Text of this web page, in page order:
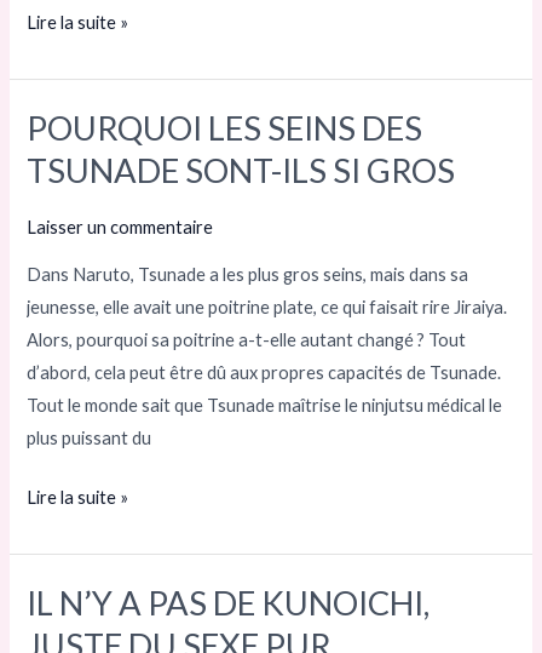
Lire la suite »
POURQUOI LES SEINS DES
TSUNADE SONT-ILS SI GROS
Laisser un commentaire
Dans Naruto, Tsunade a les plus gros seins, mais dans sa
jeunesse, elle avait une poitrine plate, ce qui faisait rire Jiraiya.
Alors, pourquoi sa poitrine a-t-elle autant changé ? Tout
d’abord, cela peut être dû aux propres capacités de Tsunade.
Tout le monde sait que Tsunade maîtrise le ninjutsu médical le
plus puissant du
POURQUOI
LES
SEINS
DES
SONT-
ILS
SI
GROS
Lire la suite »
IL N’Y A PAS DE KUNOICHI,
IL
N’Y